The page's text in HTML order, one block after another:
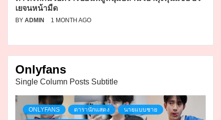
เยจนหน้ามืด
BY ADMIN 1 MONTH AGO
Onlyfans
Single Column Posts Subtitle
ONLYFANS ดารานักแสดง นายแบบชาย